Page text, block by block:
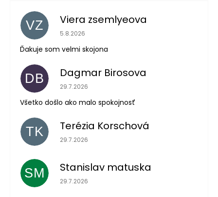
VZ Viera zsemlyeova
Hodnotenie obchodu je 5 z 5 hviezdičiek.
5.8.2026
Ďakuje som velmi skojona
DB Dagmar Birosova
Hodnotenie obchodu je 5 z 5 hviezdičiek.
29.7.2026
Všetko došlo ako malo spokojnosť
TK Terézia Korschová
Hodnotenie obchodu je 5 z 5 hviezdičiek.
29.7.2026
SM Stanislav matuska
Hodnotenie obchodu je 5 z 5 hviezdičiek.
29.7.2026